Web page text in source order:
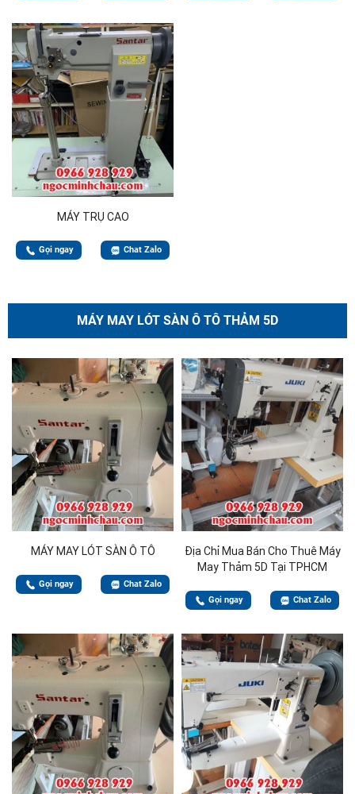
MÁY TRỤ CAO
Gọi ngay Chat Zalo
MÁY MAY LÓT SÀN Ô TÔ THẢM 5D
MÁY MAY LÓT SÀN Ô TÔ
Gọi ngay Chat Zalo
Địa Chỉ Mua Bán Cho Thuê Máy
May Thảm 5D Tại TPHCM
Gọi ngay Chat Zalo